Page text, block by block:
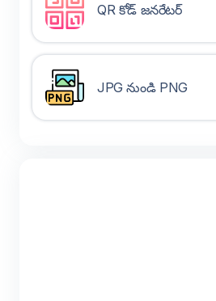
QR కోడ్ జనరేటర్
JPG నుండి PNG